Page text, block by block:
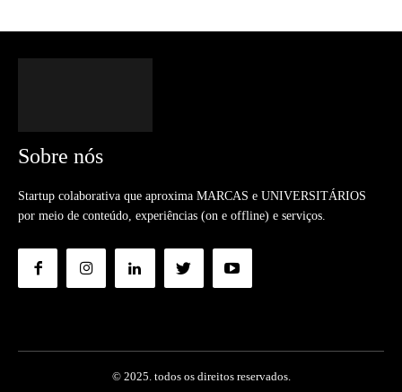
Sobre nós
Startup colaborativa que aproxima MARCAS e UNIVERSITÁRIOS
por meio de conteúdo, experiências (on e offline) e serviços.
© 2025. todos os direitos reservados.